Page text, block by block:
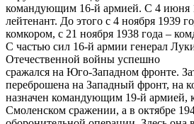
командующим 16-й армией. С 4 июня
лейтенант. До этого с 4 ноября 1939
комкором, с 21 ноября 1938 года –
С частью сил 16-й армии генерал
Отечественной войны успешно
сражался на Юго-Западном фронте.
переброшена на Западный фронт, на
назначен командующим 19-й армией,
Смоленском сражении, а в октябре